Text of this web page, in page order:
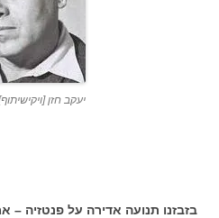
יעקב חזן
בזבזנו תנועה אדירה על פנטזיה –